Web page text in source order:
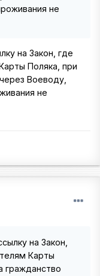
не
на Закон, где
Поляка, при
Воеводу,
не
на Закон,
Карты
гражданство